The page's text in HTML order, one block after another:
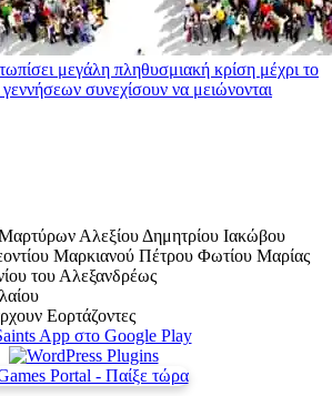
μεγάλη πληθυσμιακή κρίση μέχρι το
συνεχίσουν να μειώνονται
Αλεξίου Δημητρίου Ιακώβου
Μαρκιανού Πέτρου Φωτίου Μαρίας
του Αλεξανδρέως
Εορτάζοντες